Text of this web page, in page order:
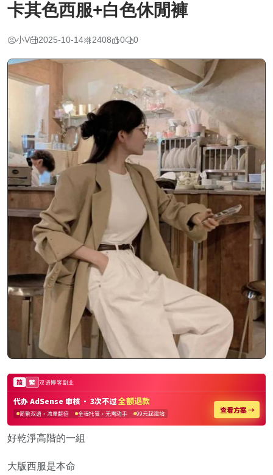
卡其色西服+白色休閒褲
小V 2025-10-14 2408 0 0
好乾淨高階的一組
大版西服是本命